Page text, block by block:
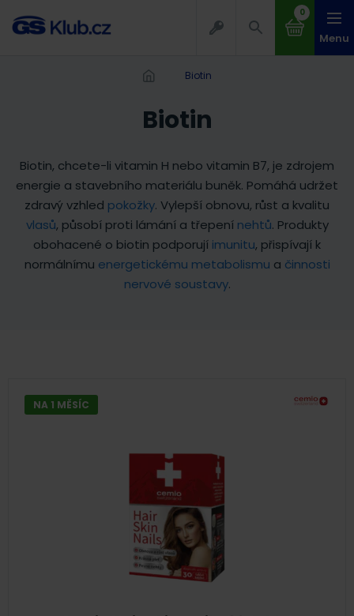
0
Menu
biotin
Biotin
Biotin, chcete-li vitamin H nebo vitamin B7, je zdrojem
energie a stavebního materiálu buněk. Pomáhá udržet
zdravý vzhled pokožky. Vylepší obnovu, růst a kvalitu
vlasů, působí proti lámání a třepení nehtů. Produkty
obohacené o biotin podporují imunitu, přispívají k
normálnímu energetickému metabolismu a činnosti
nervové soustavy.
NA 1 MĚSÍC